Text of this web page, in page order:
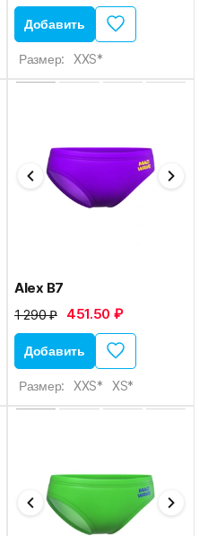
Добавить
Размер: XXS*
Alex B7
1 290 ₽ 451.50 ₽
Добавить
Размер: XXS* XS*